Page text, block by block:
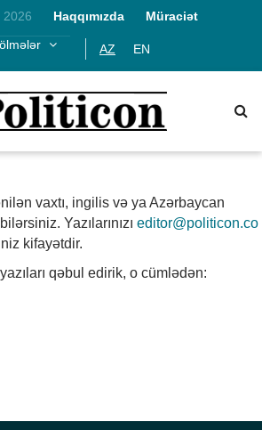
2026 Haqqımızda
Müraciət
AZ EN
vaxtı, ingilis və ya Azərbaycan
Yazılarınızı editor@politicon.co
kifayətdir.
qəbul edirik, o cümlədən: